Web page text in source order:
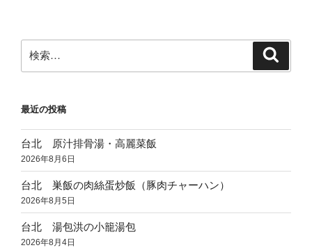
ン
索:
最近の投稿
台北 原汁排骨湯・高麗菜飯
2026年8月6日
台北 巣飯の肉絲蛋炒飯（豚肉チャーハン）
2026年8月5日
台北 湯包洪の小籠湯包
2026年8月4日